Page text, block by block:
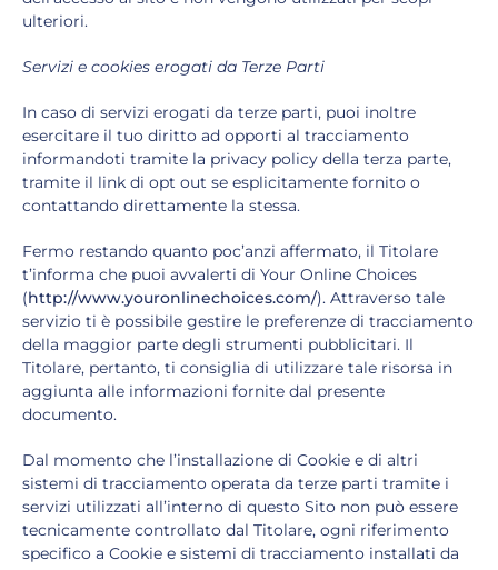
ulteriori.
Servizi e cookies erogati da Terze Parti
In caso di servizi erogati da terze parti, puoi inoltre
esercitare il tuo diritto ad opporti al tracciamento
informandoti tramite la privacy policy della terza parte,
tramite il link di opt out se esplicitamente fornito o
contattando direttamente la stessa.
Fermo restando quanto poc’anzi affermato, il Titolare
t’informa che puoi avvalerti di Your Online Choices
(http://www.youronlinechoices.com/). Attraverso tale
servizio ti è possibile gestire le preferenze di tracciamento
della maggior parte degli strumenti pubblicitari. Il
Titolare, pertanto, ti consiglia di utilizzare tale risorsa in
aggiunta alle informazioni fornite dal presente
documento.
Dal momento che l’installazione di Cookie e di altri
sistemi di tracciamento operata da terze parti tramite i
servizi utilizzati all’interno di questo Sito non può essere
tecnicamente controllato dal Titolare, ogni riferimento
specifico a Cookie e sistemi di tracciamento installati da